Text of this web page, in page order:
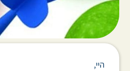
היי,